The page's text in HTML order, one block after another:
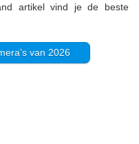
artikel vind je de beste
van 2026